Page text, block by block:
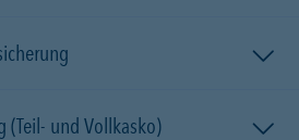
(Teil- und Vollkasko)